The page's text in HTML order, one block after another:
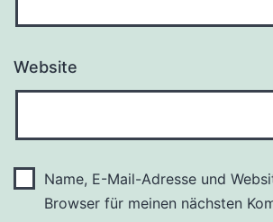
Website
Name, E-Mail-Adresse und
Browser für meinen nächsten